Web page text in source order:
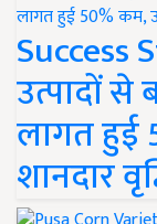
उत्पादों से
लागत हुई
शानदार